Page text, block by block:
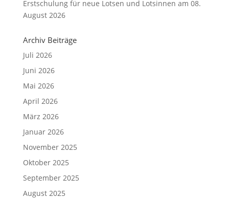
Erstschulung für neue Lotsen und Lotsinnen am 08.
August 2026
Archiv Beiträge
Juli 2026
Juni 2026
Mai 2026
April 2026
März 2026
Januar 2026
November 2025
Oktober 2025
September 2025
August 2025